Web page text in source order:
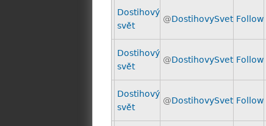
Dostihový
svět
@DostihovySvet Follow
Dostihový
svět
@DostihovySvet Follow
Dostihový
svět
@DostihovySvet Follow